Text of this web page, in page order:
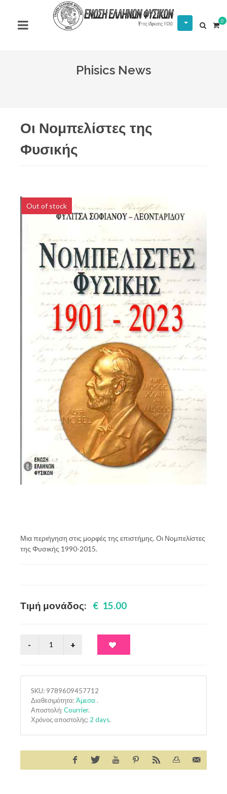
0
Phisics News
Οι Νομπελίστες της
Φυσικής
Out of stock
Μια περιήγηση στις μορφές της επιστήμης. Οι Νομπελίστες
της Φυσικής 1990-2015.
Τιμή μονάδος: € 15.00
SKU: 9789609457712
Διαθεσιμότητα:Άμεσα .
Αποστολή:Courrier.
Χρόνος αποστολής: 2 days.